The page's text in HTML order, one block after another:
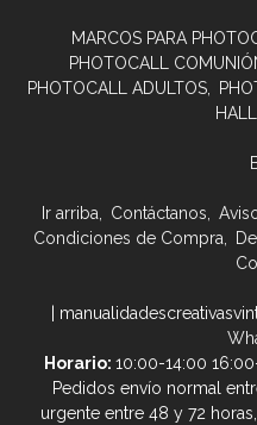
MARCOS PARA
PHOTOCALL
PHOTOCALL ADULTOS
Ir arriba Contáctanos
Condiciones de Compra
|
Horario: 10:00-14:00
Pedidos envío normal
urgente entre 48 y 72